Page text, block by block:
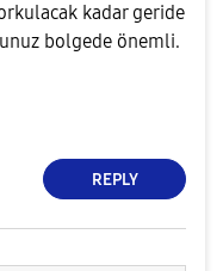
kadar geride
bolgede önemli.
REPLY